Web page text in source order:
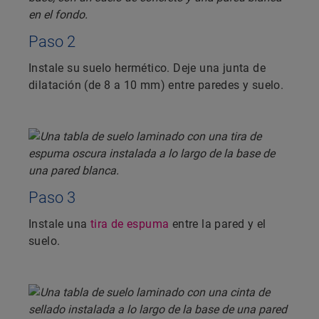
Paso 2
Instale su suelo hermético. Deje una junta de
dilatación (de 8 a 10 mm) entre paredes y suelo.
Paso 3
Instale una tira de espuma entre la pared y el
suelo.